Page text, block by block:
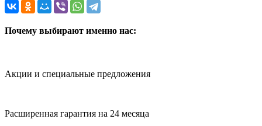
Почему выбирают именно нас:
Акции и специальные предложения
Расширенная гарантия на 24 месяца